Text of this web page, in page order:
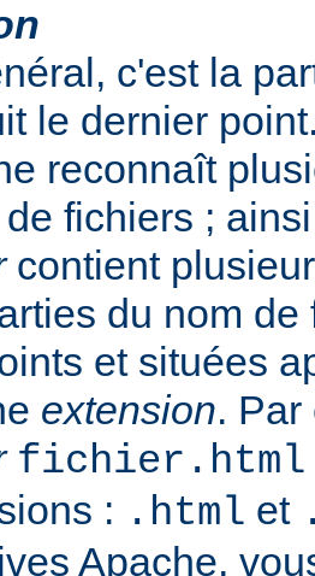
c'est la
le dernier
reconnaît
de fichiers ;
contient
du nom
et situées
extension.
: .html et
Apache,